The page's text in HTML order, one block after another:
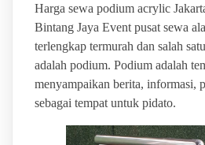
Harga sewa podium acrylic
Bintang Jaya Event pusat sewa
terlengkap termurah dan salah
adalah podium. Podium adalah
menyampaikan berita, informasi,
sebagai tempat untuk pidato.